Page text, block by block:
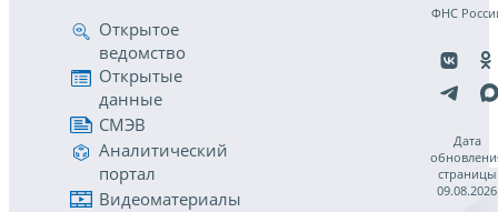
Открытое
ведомство
Открытые
данные
СМЭВ
Аналитический
портал
Видеоматериалы
ФНС
Дата
страницы
09.08.2026